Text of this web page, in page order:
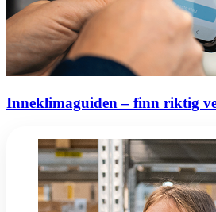
Inneklimaguiden – finn riktig